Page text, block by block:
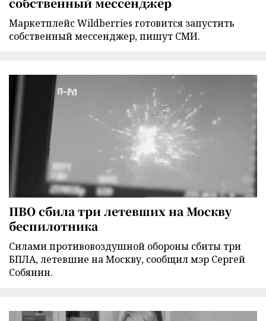
Маркетплейс Wildberries готовится запустить
собственный мессенджер, пишут СМИ.
ПВО сбила три летевших на Москву
беспилотника
Силами противовоздушной обороны сбиты три
БПЛА, летевшие на Москву, сообщил мэр Сергей
Собянин.